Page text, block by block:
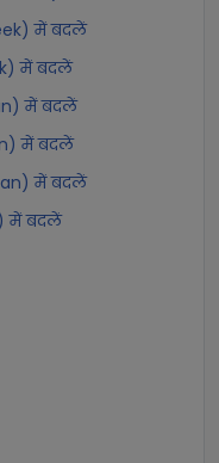
में बदलें
में बदलें
में बदलें
में बदलें
में बदलें
में बदलें